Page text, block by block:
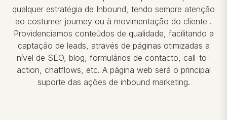
qualquer estratégia de Inbound, tendo sempre atenção
ao costumer journey ou à movimentação do cliente .
Providenciamos conteúdos de qualidade, facilitando a
captação de leads, através de páginas otimizadas a
nível de SEO, blog, formulários de contacto, call-to-
action, chatflows, etc. A página web será o principal
suporte das ações de inbound marketing.